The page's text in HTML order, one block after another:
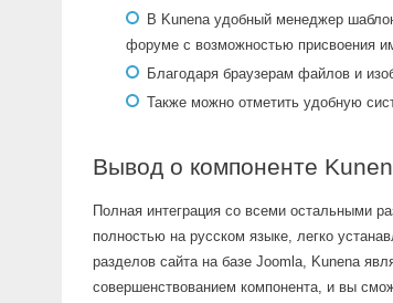
В Kunena удобный менеджер
форуме с возможностью присвоения
Благодаря браузерам файлов и
Также можно отметить удобную
Вывод о компоненте
Полная интеграция со всеми остальными
полностью на русском языке, легко
разделов сайта на базе Joomla, Kunena
совершенствованием компонента, и вы